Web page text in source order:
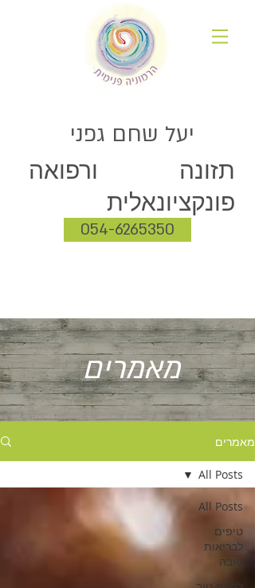
יעל שחם גפני
תזונה ורפואה
פונקציונאלית
054-6265350
מאמרים
מאמרים
All Posts
טיפים
לבריאות
טובה
All Posts